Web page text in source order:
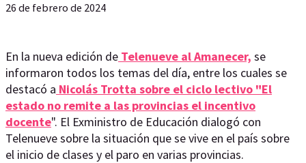
26 de febrero de 2024
En la nueva edición de Telenueve al Amanecer, se
informaron todos los temas del día, entre los cuales se
destacó a Nicolás Trotta sobre el ciclo lectivo "El
estado no remite a las provincias el incentivo
docente". El Exministro de Educación dialogó con
Telenueve sobre la situación que se vive en el país sobre
el inicio de clases y el paro en varias provincias.